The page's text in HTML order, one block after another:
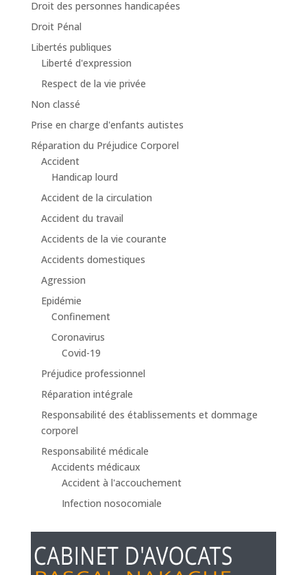
Droit des personnes handicapées
Droit Pénal
Libertés publiques
Liberté d'expression
Respect de la vie privée
Non classé
Prise en charge d'enfants autistes
Réparation du Préjudice Corporel
Accident
Handicap lourd
Accident de la circulation
Accident du travail
Accidents de la vie courante
Accidents domestiques
Agression
Epidémie
Confinement
Coronavirus
Covid-19
Préjudice professionnel
Réparation intégrale
Responsabilité des établissements et dommage
corporel
Responsabilité médicale
Accidents médicaux
Accident à l'accouchement
Infection nosocomiale